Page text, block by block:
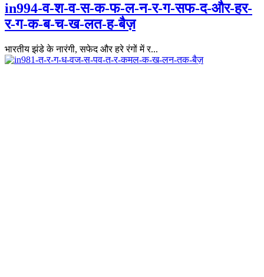
in994-व-श-व-स-क-फ-ल-न-र-ग-सफ-द-और-हर-
र-ग-क-ब-च-ख-लत-ह-बैज़
भारतीय झंडे के नारंगी, सफेद और हरे रंगों में र...